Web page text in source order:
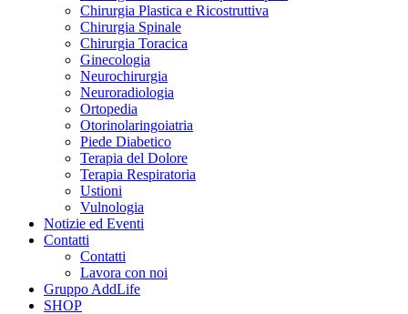
Chirurgia Plastica e Ricostruttiva
Chirurgia Spinale
Chirurgia Toracica
Ginecologia
Neurochirurgia
Neuroradiologia
Ortopedia
Otorinolaringoiatria
Piede Diabetico
Terapia del Dolore
Terapia Respiratoria
Ustioni
Vulnologia
Notizie ed Eventi
Contatti
Contatti
Lavora con noi
Gruppo AddLife
SHOP